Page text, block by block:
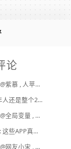
论
2broear : @紫慕 , 人苹果压根不靠这些下三滥手段挣钱，等等又要说我大清自有国情在此了😂..
紫慕 : 老年人还是整个2手苹果，或许会好点。
2broear : @全局变量 , 套路太多，不过还好你那不是骗人的，而且给退了 [ Emoji Image ]
全局变量 : 这些APP真烦人，老年人根本搞不懂，还老偷偷开通服务，监管部门也该管管了。前些年我爸在手机上看到话费充值，说充值五十，到账两百，后来一直不到账我爸让我看看，我查询后才知道，是充值50送200话费券，每张十元。后来我给申请官方退款了。
2broear : @网友小宋 , 太真实了，都跑去用国外版 [ Emoji Image ]